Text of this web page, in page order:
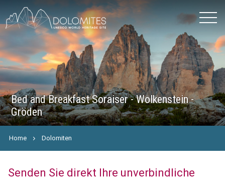
Bed and Breakfast Soraiser - Wolkenstein -
Gröden
Home Dolomiten
Senden Sie direkt Ihre unverbindliche